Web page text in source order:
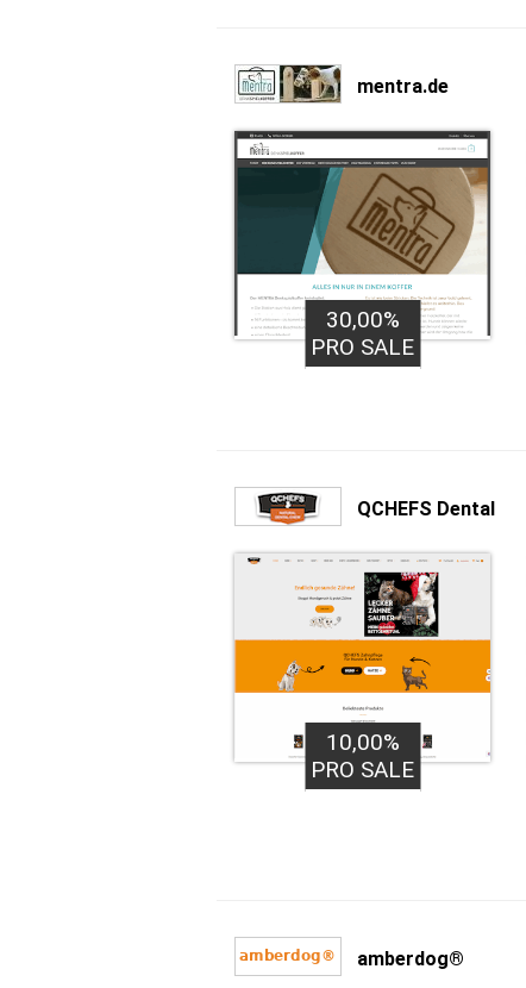
mentra.de
30,00%
PRO SALE
QCHEFS Dental
10,00%
PRO SALE
amberdog®